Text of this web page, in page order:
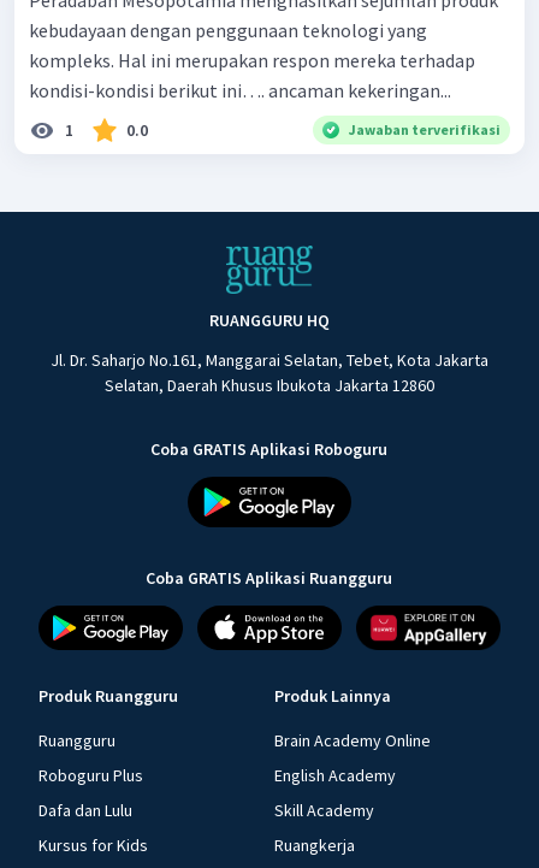
kebudayaan dengan penggunaan teknologi yang
kompleks. Hal ini merupakan respon mereka terhadap
kondisi-kondisi berikut ini…. ancaman kekeringan...
1 0.0 Jawaban terverifikasi
RUANGGURU HQ
Jl. Dr. Saharjo No.161, Manggarai Selatan, Tebet, Kota Jakarta
Selatan, Daerah Khusus Ibukota Jakarta 12860
Coba GRATIS Aplikasi Roboguru
Coba GRATIS Aplikasi Ruangguru
Produk Ruangguru
Ruangguru
Roboguru Plus
Dafa dan Lulu
Kursus for Kids
Produk Lainnya
Brain Academy Online
English Academy
Skill Academy
Ruangkerja